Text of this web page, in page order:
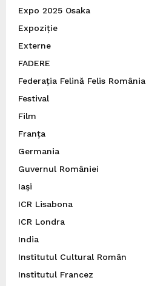
Expo 2025 Osaka
Expoziție
Externe
FADERE
Federația Felină Felis România
Festival
Film
Franța
Germania
Guvernul României
Iaşi
ICR Lisabona
ICR Londra
India
Institutul Cultural Român
Institutul Francez